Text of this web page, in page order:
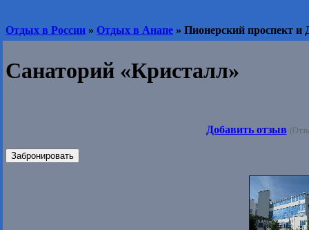
Отдых в России » Отдых в Анапе » Пионерский проспект и
Санаторий «Кристалл»
Добавить отзыв
Забронировать